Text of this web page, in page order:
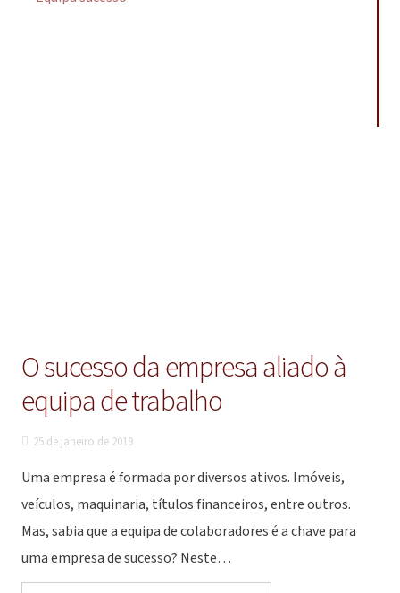
O sucesso da empresa aliado à
equipa de trabalho
25 de janeiro de 2019
Uma empresa é formada por diversos ativos. Imóveis,
veículos, maquinaria, títulos financeiros, entre outros.
Mas, sabia que a equipa de colaboradores é a chave para
uma empresa de sucesso? Neste…